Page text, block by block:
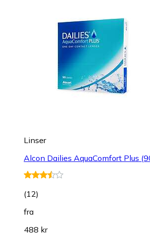
Linser
Alcon Dailies AquaComfort Plus
(12)
fra
488 kr